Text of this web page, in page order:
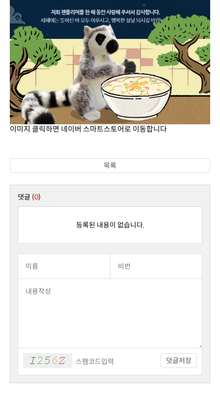
이미지 클릭하면 네이버 스마트스토어로 이동합니다
목록
댓글 (0)
등록된 내용이 없습니다.
덧글저장